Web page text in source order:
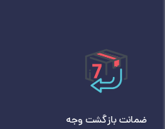
ضمانت بازگشت وجه